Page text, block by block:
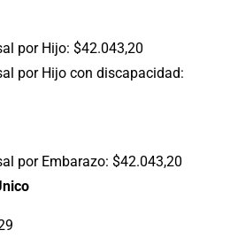
por Hijo: $42.043,20
por Hijo con discapacidad:
por Embarazo: $42.043,20